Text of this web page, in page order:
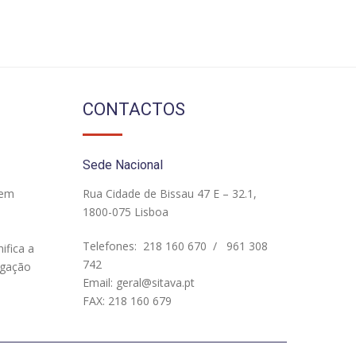
a
CONTACTOS
Sede Nacional
Rua Cidade de Bissau 47 E – 32.1,
1800-075 Lisboa
Telefones: 218 160 670 /
961 308
742
Email: geral@sitava.pt
FAX: 218 160 679